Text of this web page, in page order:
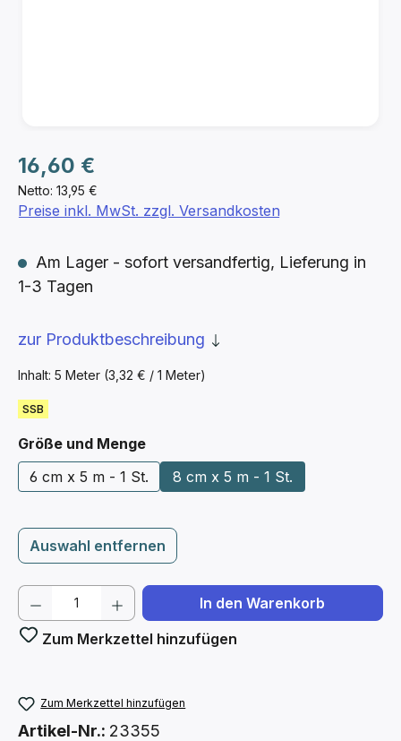
Netto: 13,95 €
Regulärer Preis:
16,60 €
Inhalt: 5 Meter (3,32 € / 1 Meter)
Preise inkl. MwSt. zzgl. Versandkosten
Am Lager - sofort versandfertig, Lieferung in
1-3 Tagen
SSB
zur Produktbeschreibung
Größe und Mengeauswählen
6 cm x 5 m - 1 St.
8 cm x 5 m - 1 St.
Auswahl entfernen
Produkt Anzahl: Gib den gewünschten
In den Warenkorb
Zum Merkzettel hinzufügen
Zum Merkzettel hinzufügen
Artikel-Nr.: 23355